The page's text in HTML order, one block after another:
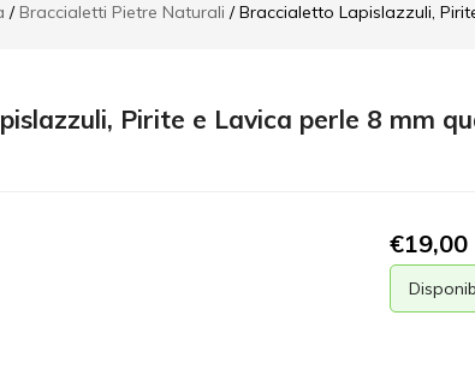
Braccialetti Pietre Naturali Braccialetto Lapislazzuli,
Pirite e Lavica perle 8 mm
€19,00